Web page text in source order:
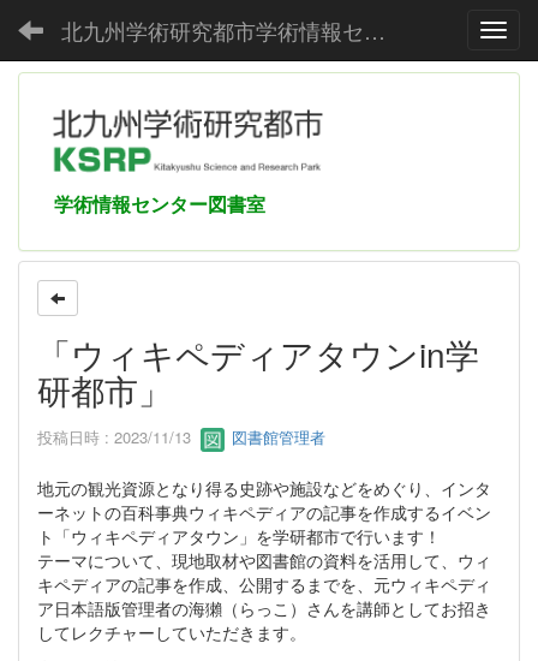
北九州学術研究都市学術情報センター
学術情報センター図書室
「ウィキペディアタウンin学
研都市」
投稿日時 : 2023/11/13 図書館管理者
地元の観光資源となり得る史跡や施設などをめぐり、インタ
ーネットの百科事典ウィキペディアの記事を作成するイベン
ト「ウィキペディアタウン」を学研都市で行います！
テーマについて、現地取材や図書館の資料を活用して、ウィ
キペディアの記事を作成、公開するまでを、元ウィキペディ
ア日本語版管理者の海獺（らっこ）さんを講師としてお招き
してレクチャーしていただきます。